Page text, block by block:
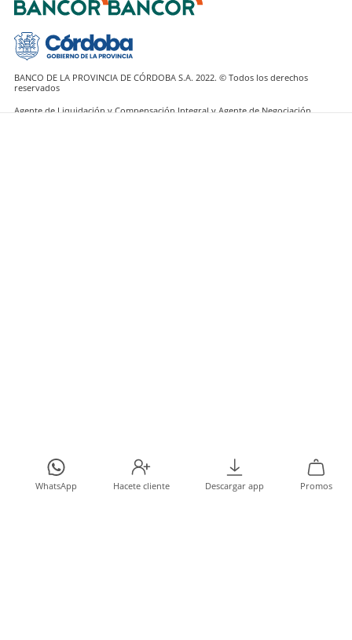
BANCO DE LA PROVINCIA DE CÓRDOBA S.A. 2022. © Todos los derechos
Agente de Liquidación y Compensación Integral y Agente de Negociación.
WhatsApp Hacete cliente Descargar app Promos